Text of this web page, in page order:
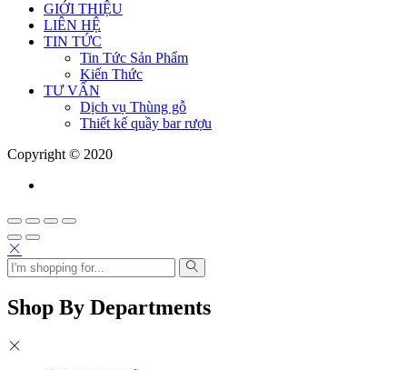
GIỚI THIỆU
LIÊN HỆ
TIN TỨC
Tin Tức Sản Phẩm
Kiến Thức
TƯ VẤN
Dịch vụ Thùng gỗ
Thiết kế quầy bar rượu
Copyright © 2020
Shop By Departments